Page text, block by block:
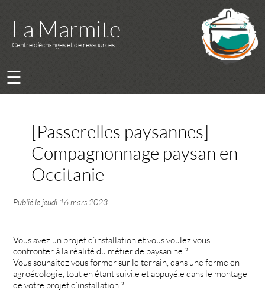
La Marmite
Centre d’échanges et de ressources
☰
[Passerelles paysannes]
Compagnonnage paysan en
Occitanie
Publié le jeudi 16 mars 2023
Vous avez un projet d’installation et vous voulez vous
confronter à la réalité du métier de paysan.ne ?
Vous souhaitez vous former sur le terrain, dans une ferme en
agroécologie, tout en étant suivi.e et appuyé.e dans le montage
de votre projet d’installation ?